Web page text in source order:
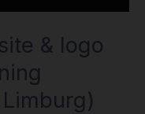
& logo